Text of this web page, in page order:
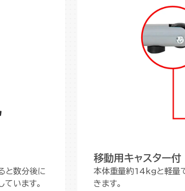
と数分後に
ています。
移動用キャスター付
本体重量約14kgと軽量
きます。